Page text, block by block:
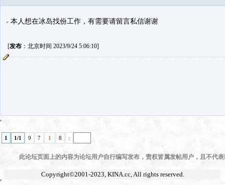
本人想在冰岛找份工作，有需要请留言私信谢谢
[发布：北京时间 2023/9/24 5:06:10]
1 1/1 9 7 1 8 :
此论坛页面上的内容为论坛用户自行编写发布，责权皆属发帖用户，且不代
Copyright©2001-2023, KINA.cc, All rights reserved.